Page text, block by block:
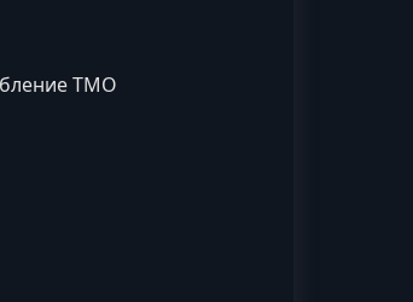
ТМО